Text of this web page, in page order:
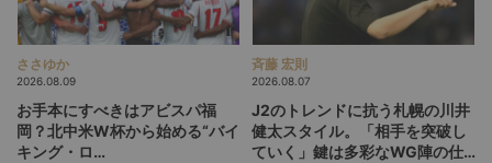
ささゆか
2026.08.09
お手本にすべきはアビスパ福
岡？北中米W杯から始める“バイ
キング・ロ
斉藤 宏則
2026.08.07
J2のトレンドに抗う札幌の川井
健太スタイル。「相手を突破し
ていく」鍵は多彩なWG陣の仕